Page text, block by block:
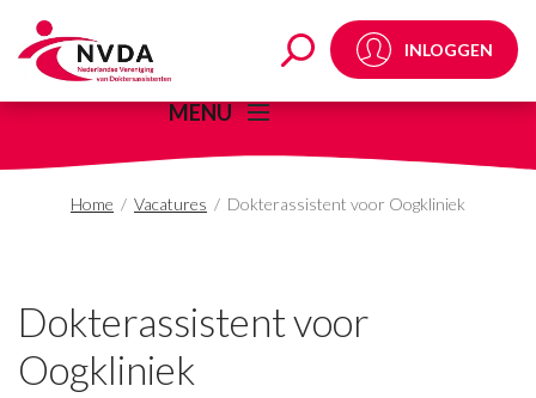
Dokterassistent voor
INLOGGEN
MENU
Home / Vacatures / Dokterassistent voor Oogkliniek
Dokterassistent voor
Oogkliniek